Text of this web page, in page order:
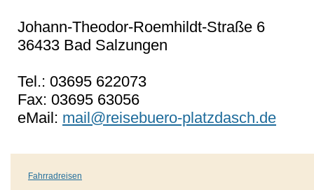
Johann-Theodor-Roemhildt-Straße 6
36433 Bad Salzungen
Tel.: 03695 622073
Fax: 03695 63056
eMail: mail@reisebuero-platzdasch.de
Fahrradreisen